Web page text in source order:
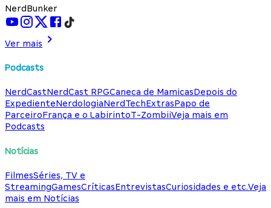
NerdBunker
Ver mais
Podcasts
NerdCastNerdCast RPGCaneca de MamicasDepois do
ExpedienteNerdologiaNerdTechExtrasPapo de
ParceiroFrança e o LabirintoT-ZombiiVeja mais em
Podcasts
Notícias
FilmesSéries, TV e
StreamingGamesCríticasEntrevistasCuriosidades e etc.Veja
mais em Notícias